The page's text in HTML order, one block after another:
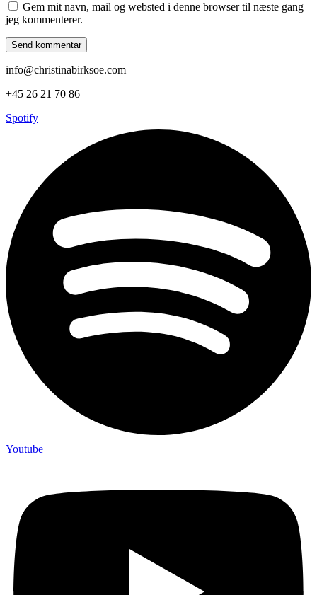
Gem mit navn, mail og websted i denne browser til næste gang
jeg kommenterer.
info@christinabirksoe.com
+45 26 21 70 86
Spotify
Youtube